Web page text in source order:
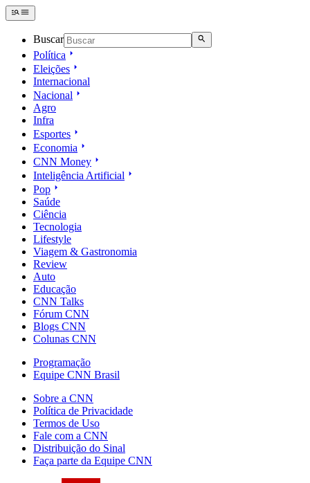
Buscar
Política
Eleições
Internacional
Nacional
Agro
Infra
Esportes
Economia
CNN Money
Inteligência Artificial
Pop
Saúde
Ciência
Tecnologia
Lifestyle
Viagem & Gastronomia
Review
Auto
Educação
CNN Talks
Fórum CNN
Blogs CNN
Colunas CNN
Programação
Equipe CNN Brasil
Sobre a CNN
Política de Privacidade
Termos de Uso
Fale com a CNN
Distribuição do Sinal
Faça parte da Equipe CNN